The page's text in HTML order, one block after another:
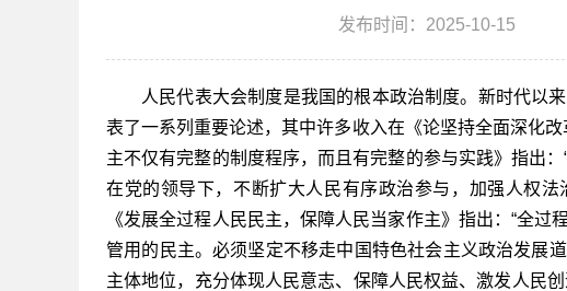
发布时间：2025-10-15
人民代表大会制度是我国的根本政治制度。新时代以
表了一系列重要论述，其中许多收入在《论坚持全面深化
主不仅有完整的制度程序，而且有完整的参与实践》指出
在党的领导下，不断扩大人民有序政治参与，加强人权
《发展全过程人民民主，保障人民当家作主》指出：“全
管用的民主。必须坚定不移走中国特色社会主义政治发展
主体地位，充分体现人民意志、保障人民权益、激发人民